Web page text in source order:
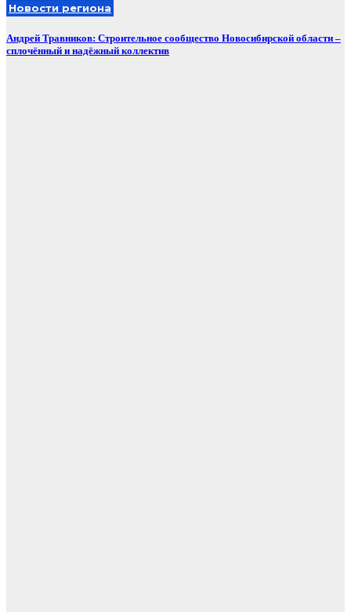
Новости региона
Андрей Травников: Строительное сообщество Новосибирской области –
сплочённый и надёжный коллектив